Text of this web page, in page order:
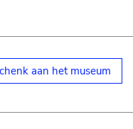
aan het museum